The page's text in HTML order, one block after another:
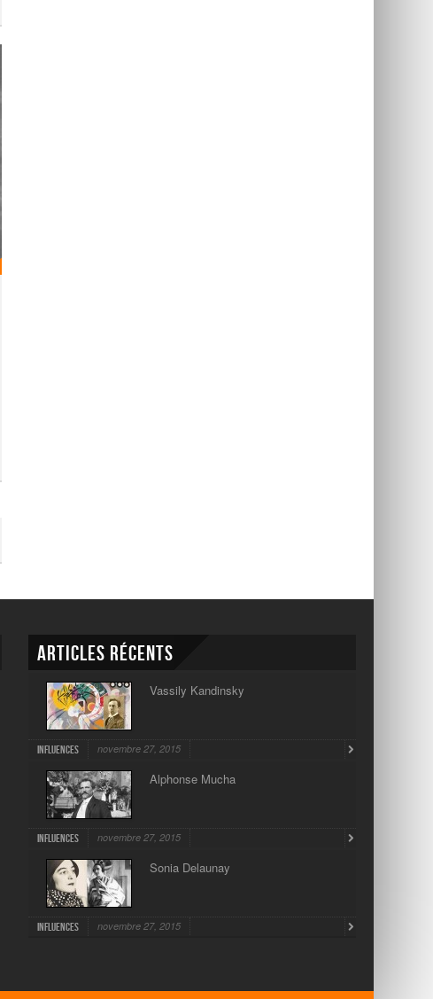
Articles récents
Vassily Kandinsky
Influences novembre 27, 2015
Alphonse Mucha
Influences novembre 27, 2015
Sonia Delaunay
Influences novembre 27, 2015